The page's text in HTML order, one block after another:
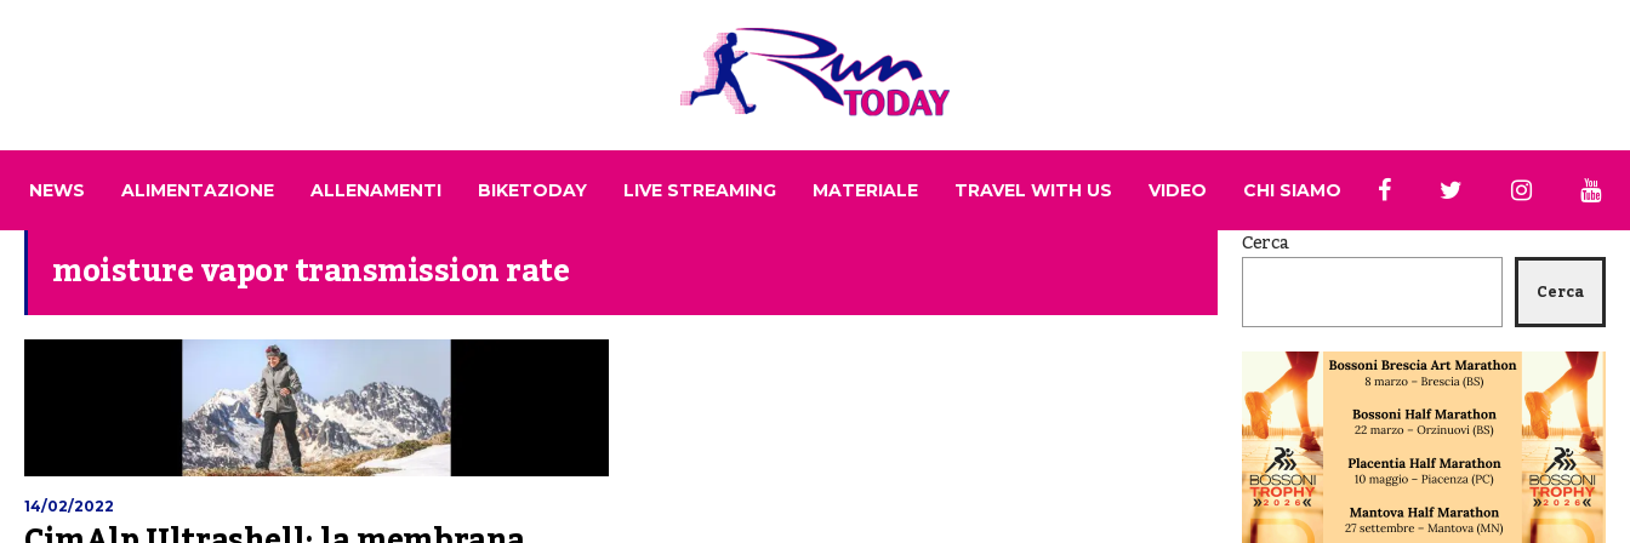
NEWS ALIMENTAZIONE ALLENAMENTI BIKETODAY LIVE STREAMING MATERIALE TRAVEL WITH US VIDEO CHI SIAMO
moisture vapor transmission rate
14/02/2022
Cerca
Cerca